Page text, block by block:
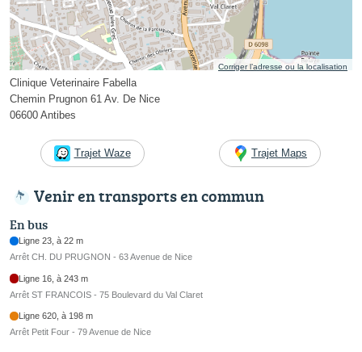
Corriger l’adresse ou la localisation
Clinique Veterinaire Fabella
Chemin Prugnon 61 Av. De Nice
06600 Antibes
Trajet Waze Trajet Maps
Venir en transports en commun
En bus
Ligne 23, à 22 m
Arrêt CH. DU PRUGNON - 63 Avenue de Nice
Ligne 16, à 243 m
Arrêt ST FRANCOIS - 75 Boulevard du Val Claret
Ligne 620, à 198 m
Arrêt Petit Four - 79 Avenue de Nice